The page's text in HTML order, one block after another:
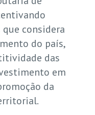
considera
do país,
das
em
da